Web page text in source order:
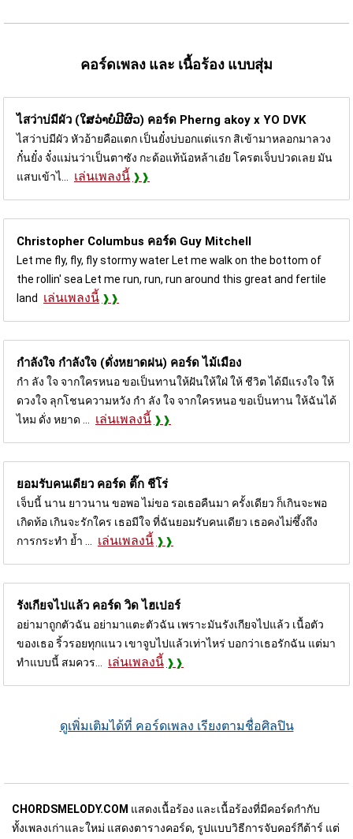
คอร์ดเพลง และ เนื้อร้อง แบบสุ่ม
ไสว่าบ่มีผัว (ໃສວ່າບໍ່ມີຜົວ) คอร์ด Pherng akoy x YO DVK
ไสว่าบ่มีผัว หัวอ้ายคือแตก เป็นยั๋งบ่บอกแต่แรก สิเข้ามาหลอกมาลวง
กั๋นยั๋ง จั๋งแม่นว่าเป็นตาซัง กะด้อแท้น้อหล้าเอ๋ย โครตเจ็บปวดเลย มัน
แสบเข้าไ...
เล่นเพลงนี้
Christopher Columbus คอร์ด Guy Mitchell
Let me fly, fly, fly stormy water Let me walk on the bottom of
the rollin' sea Let me run, run, run around this great and fertile
land
เล่นเพลงนี้
กำลังใจ กำลังใจ (ดั่งหยาดฝน) คอร์ดไม้เมือง
กำ ลัง ใจ จากใครหนอ ขอเป็นทานให้ฝันให้ใฝ่ ให้ ชีวิต ได้มีแรงใจ ให้
ดวงใจ ลุกโชนความหวัง กำ ลัง ใจ จากใครหนอ ขอเป็นทาน ให้ฉันได้
ไหม ดั่ง หยาด ...
เล่นเพลงนี้
ยอมรับคนเดียว คอร์ด ติ๊ก ชีโร่
เจ็บนี้ นาน ยาวนาน ขอพอ ไม่ขอ รอเธอคืนมา ครั้งเดียว ก็เกินจะพอ
เกิดท้อ เกินจะรักใคร เธอมีใจ ที่ฉันยอมรับคนเดียว เธอคงไม่ซึ้งถึง
การกระทำ ย้ำ ...
เล่นเพลงนี้
รังเกียจไปแล้ว คอร์ดวิด ไฮเปอร์
อย่ามาถูกตัวฉัน อย่ามาแตะตัวฉัน เพราะมันรังเกียจไปแล้ว เนื้อตัว
ของเธอ ริ้วรอยทุกแนว เขาจูบไปแล้วเท่าไหร่ บอกว่าเธอรักฉัน แต่มา
ทำแบบนี้ สมควร...
เล่นเพลงนี้
ดูเพิ่มเติมได้ที่ คอร์ดเพลง เรียงตามชื่อศิลปิน
CHORDSMELODY.COM แสดงเนื้อร้อง และเนื้อร้องที่มีคอร์ดกำกับ
ทั้งเพลงเก่าและใหม่ แสดงตารางคอร์ด, รูปแบบวิธีการจับคอร์กีต้าร์ แต่